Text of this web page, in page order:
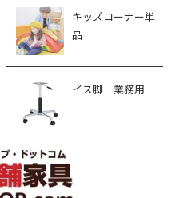
キッズコーナー単
品
イス脚 業務用